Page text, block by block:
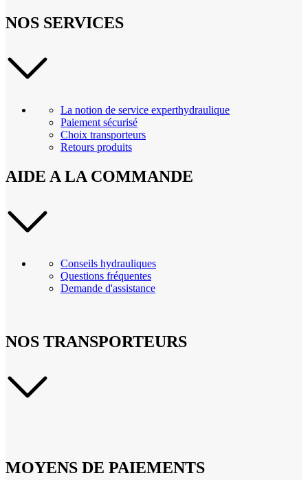
NOS SERVICES
La notion de service experthydraulique
Paiement sécurisé
Choix transporteurs
Retours produits
AIDE A LA COMMANDE
Conseils hydrauliques
Questions fréquentes
Demande d'assistance
NOS TRANSPORTEURS
MOYENS DE PAIEMENTS